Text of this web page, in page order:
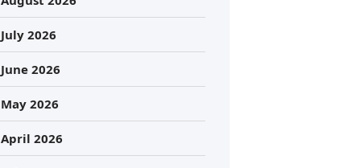
July 2026
June 2026
May 2026
April 2026